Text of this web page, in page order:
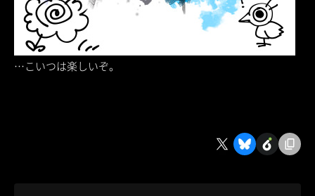
…こいつは楽しいぞ。